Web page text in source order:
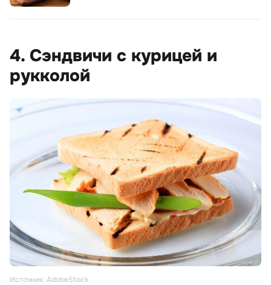
4. Сэндвичи с курицей и
рукколой
Источник: AdobeStock